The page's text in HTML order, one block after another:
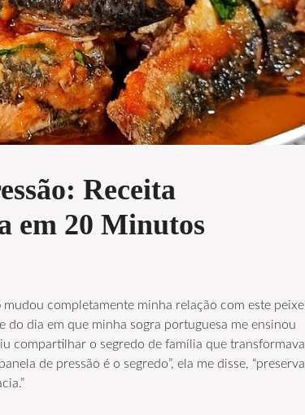
Receita
em 20 Minutos
mudou completamente minha relação com este peixe
dia em que minha sogra portuguesa me ensinou
compartilhar o segredo de família que transformava
de pressão é o segredo”, ela me disse, “preserva